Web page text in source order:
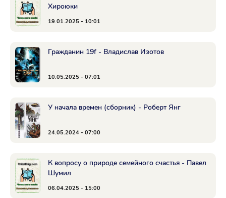
Хироюки
19.01.2025 - 10:01
Гражданин 19f - Владислав Изотов
10.05.2025 - 07:01
У начала времен (сборник) - Роберт Янг
24.05.2024 - 07:00
К вопросу о природе семейного счастья - Павел
Шумил
06.04.2025 - 15:00